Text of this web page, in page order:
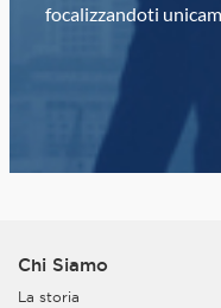
focalizzandoti
Chi Siamo
La storia